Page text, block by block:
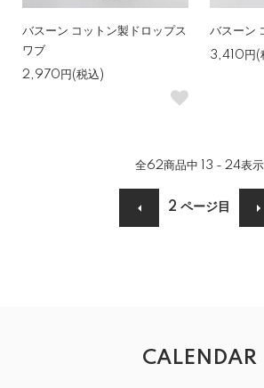
バスーン コットン製ドロップス
ワブ
2,970円(税込)
バスーン
3,410円(
全62商品中 13 - 24表示
2 ページ目
CALENDAR